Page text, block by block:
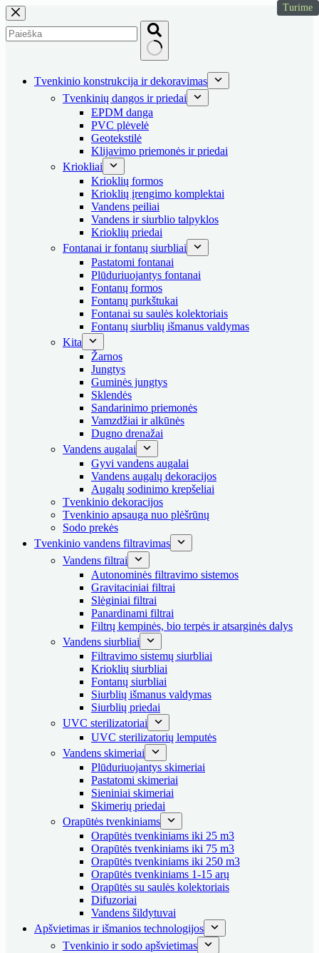
Skip
to
content
results Tvenkinio konstrukcija ir dekoravimas
Tvenkinių dangos ir priedai
EPDM danga
PVC plėvelė
Geotekstilė
Klijavimo priemonės ir priedai
Kriokliai
Krioklių formos
Krioklių įrengimo komplektai
Vandens peiliai
Vandens ir siurblio talpyklos
Krioklių priedai
Fontanai ir fontanų siurbliai
Pastatomi fontanai
Plūduriuojantys fontanai
Fontanų formos
Fontanų purkštukai
Fontanai su saulės kolektoriais
Fontanų siurblių išmanus valdymas
Kita
Žarnos
Jungtys
Guminės jungtys
Sklendės
Sandarinimo priemonės
Vamzdžiai ir alkūnės
Dugno drenažai
Vandens augalai
Gyvi vandens augalai
Vandens augalų dekoracijos
Augalų sodinimo krepšeliai
Tvenkinio dekoracijos
Tvenkinio apsauga nuo plėšrūnų
Sodo prekės
Tvenkinio vandens filtravimas
Vandens filtrai
Autonominės filtravimo sistemos
Gravitaciniai filtrai
Slėginiai filtrai
Panardinami filtrai
Filtrų kempinės, bio terpės ir atsarginės dalys
Vandens siurbliai
Filtravimo sistemų siurbliai
Krioklių siurbliai
Fontanų siurbliai
Siurblių išmanus valdymas
Siurblių priedai
UVC sterilizatoriai
UVC sterilizatorių lemputės
Vandens skimeriai
Plūduriuojantys skimeriai
Pastatomi skimeriai
Sieniniai skimeriai
Skimerių priedai
Orapūtės tvenkiniams
Orapūtės tvenkiniams iki 25 m3
Orapūtės tvenkiniams iki 75 m3
Orapūtės tvenkiniams iki 250 m3
Orapūtės tvenkiniams 1-15 arų
Orapūtės su saulės kolektoriais
Difuzoriai
Vandens šildytuvai
Apšvietimas ir išmanios technologijos
Tvenkinio ir sodo apšvietimas
Turime